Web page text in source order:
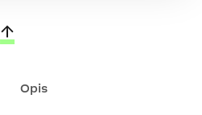
↑
Opis